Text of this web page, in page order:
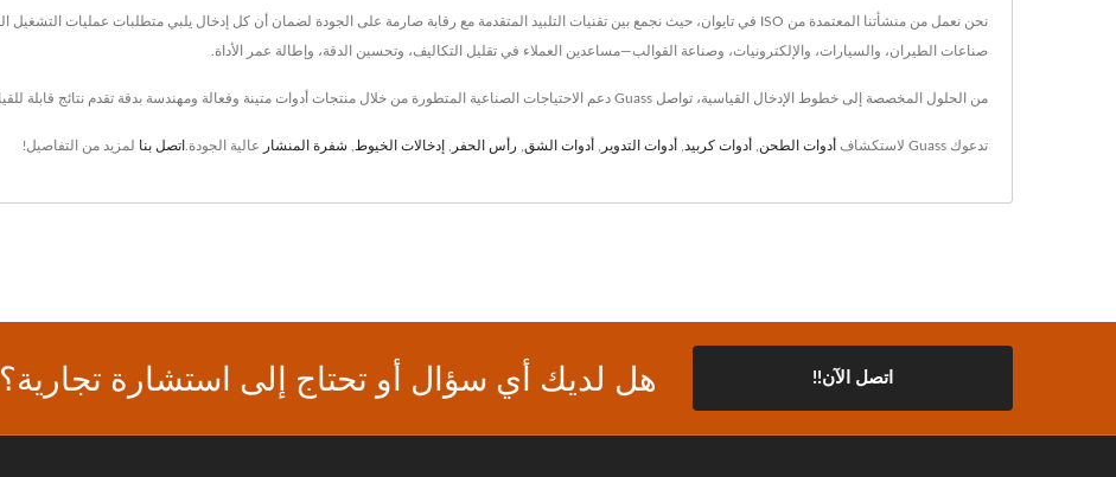
صناعات الطيران، والسيارات، والإلكترونيات، وصناعة القوالب—مساعدين العملاء في تقليل التكاليف، وتحسين الدقة، وإطالة عمر الأداة.
من الحلول المخصصة إلى خطوط الإدخال القياسية، تواصل Guass دعم الاحتياجات الصناعية المتطورة من خلال منتجات أدوات متينة وفعالة ومهندسة بدقة تقدم نتائج قابلة للقياس.
تدعوك Guass لاستكشاف أدوات الطحن أدوات كربيد أدوات التدوير أدوات الشق رأس الحفر إدخالات الخيوط شفرة المنشار عالية الجودة. اتصل بنا لمزيد من التفاصيل!
هل لديك أي سؤال أو تحتاج إلى استشارة تجارية؟ اتصل الآن!!